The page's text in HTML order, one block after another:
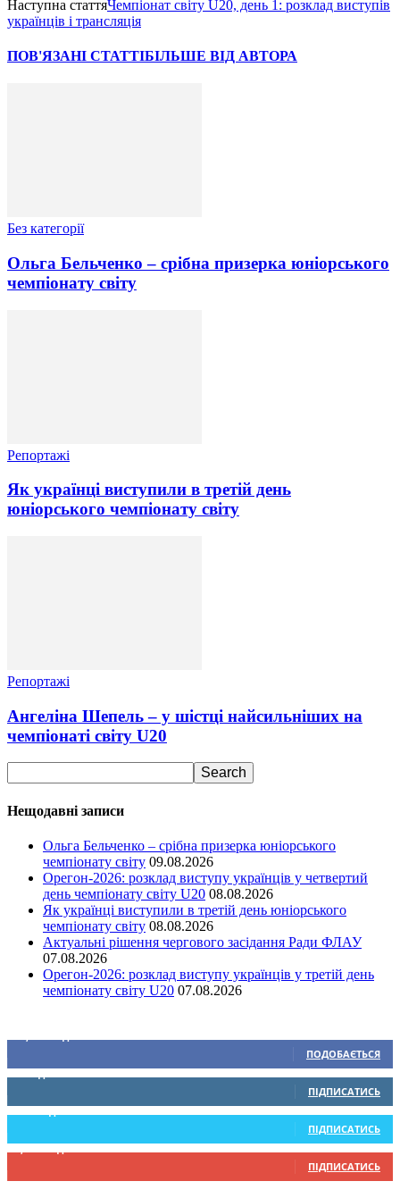
Наступна статтяЧемпіонат світу U20, день 1: розклад виступів
українців і трансляція
ПОВ'ЯЗАНІ СТАТТІБІЛЬШЕ ВІД АВТОРА
Без категорії
Ольга Бельченко – срібна призерка юніорського
чемпіонату світу
Репортажі
Як українці виступили в третій день
юніорського чемпіонату світу
Репортажі
Ангеліна Шепель – у шістці найсильніших на
чемпіонаті світу U20
Нещодавні записи
Ольга Бельченко – срібна призерка юніорського
чемпіонату світу 09.08.2026
Орегон-2026: розклад виступу українців у четвертий
день чемпіонату світу U20 08.08.2026
Як українці виступили в третій день юніорського
чемпіонату світу 08.08.2026
Актуальні рішення чергового засідання Ради ФЛАУ
07.08.2026
Орегон-2026: розклад виступу українців у третій день
чемпіонату світу U20 07.08.2026
ПОДОБАЄТЬСЯ
0 Підписників
ПІДПИСАТИСЬ
234 Підписників
ПІДПИСАТИСЬ
9,370 Підписників
ПІДПИСАТИСЬ